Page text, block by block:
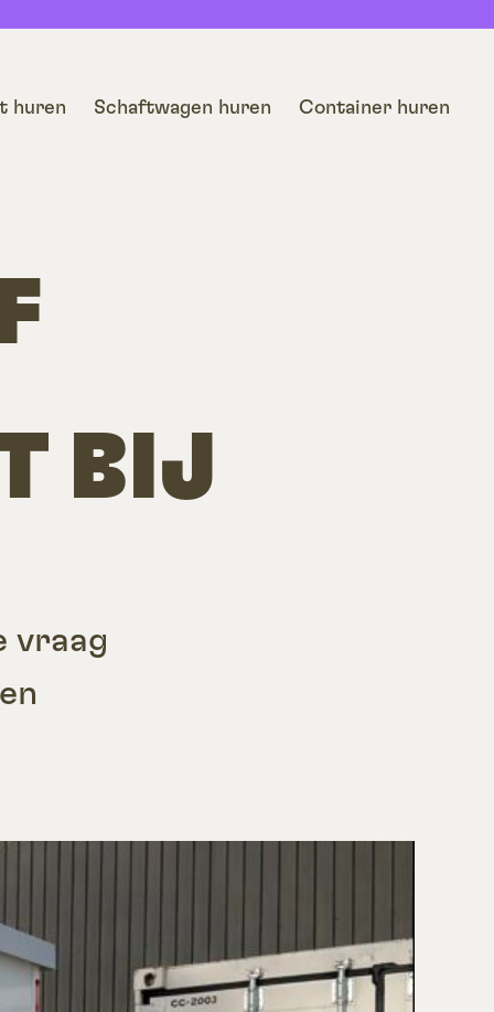
huren Schaftwagen huren Container huren
BIJ
vraag